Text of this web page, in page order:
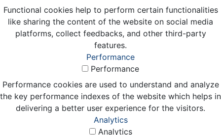
Functional cookies help to perform certain functionalities
like sharing the content of the website on social media
platforms, collect feedbacks, and other third-party
features.
Performance
Performance
Performance cookies are used to understand and analyze
the key performance indexes of the website which helps in
delivering a better user experience for the visitors.
Analytics
Analytics